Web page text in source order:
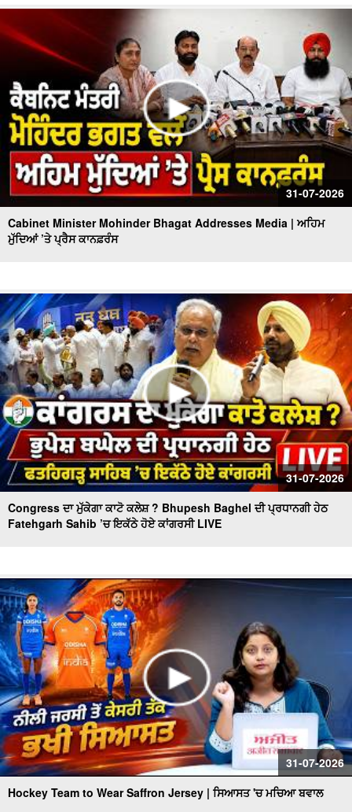
31-07-2026
Cabinet Minister Mohinder Bhagat Addresses Media | ਅਹਿਮ
ਮੁੱਦਿਆਂ ’ਤੇ ਪ੍ਰੈਸ ਕਾਨਫ਼ਰੰਸ
31-07-2026
Congress ਦਾ ਮੁੱਕੇਗਾ ਕਾਟੋ ਕਲੇਸ਼ ? Bhupesh Baghel ਦੀ ਪ੍ਰਧਾਨਗੀ ਹੇਠ
Fatehgarh Sahib ’ਚ ਇਕੱਠੇ ਹੋਏ ਕਾਂਗਰਸੀ LIVE
31-07-2026
Hockey Team to Wear Saffron Jersey | ਸਿਆਸਤ 'ਚ ਮਚਿਆ ਬਵਾਲ